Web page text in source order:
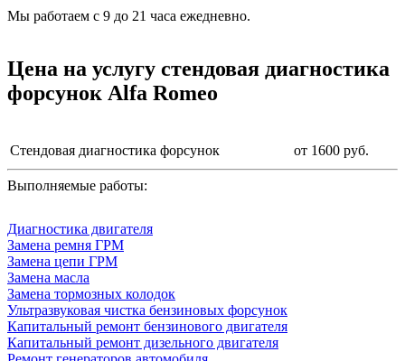
Мы работаем с 9 до 21 часа ежедневно.
Цена на услугу стендовая диагностика
форсунок Alfa Romeo
Стендовая диагностика форсунок от 1600 руб.
Выполняемые работы:
Диагностика двигателя
Замена ремня ГРМ
Замена цепи ГРМ
Замена масла
Замена тормозных колодок
Ультразвуковая чистка бензиновых форсунок
Капитальный ремонт бензинового двигателя
Капитальный ремонт дизельного двигателя